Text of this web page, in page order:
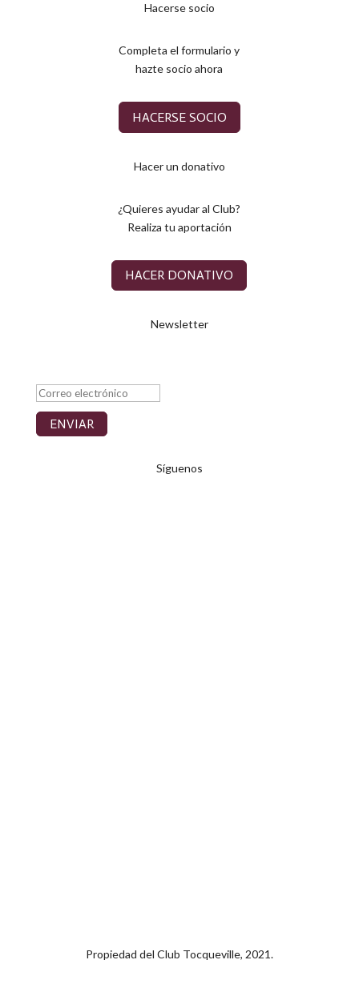
Hacerse socio
Completa el formulario y
hazte socio ahora
HACERSE SOCIO
Hacer un donativo
¿Quieres ayudar al Club?
Realiza tu aportación
HACER DONATIVO
Newsletter
ENVIAR
Síguenos
Propiedad del Club Tocqueville, 2021.